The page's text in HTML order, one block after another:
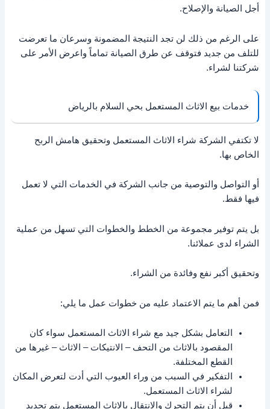
أجل الصيانة والإصلاح.
على الرغم من ذلك لن تجد النتيجة المضمونة وسرعان ما تعرضت
للتلف من جديد فتوقف عن طرق الصيانة تماماً واعرض الأمر على
شركتنا لشراء.
خدمات بيع الاثاث المستعمل بحي السلام بالرياض
لا تكتفي الشركة شراء الاثاث المستعمل وتحقيق هامش الربح
الخاص بها.
أو التواصل والتوصية من جانب الشركة في الخدمات التي لا تعمل
فيها فقط.
بل يتم توفير مجموعة من الخطط والخطوات التي تسهل من عملية
الشراء لدى عملائنا.
وتحقيق أكبر نفع وفائدة من الشراء.
فمن أهم ما يتم الاعتماد عليه من خطوات عمل ما يلي:
التعامل بشكل جيد مع شراء الاثاث المستعمل سواء كان
المقصود بالاثاث من التحف – الانتيكات – الاثاث – غيرها من
القطع المختلفة.
التفكير في السبب من وراء العيوب التي أدت لتعرض المكان
لشراء الاثاث المستعمل.
قبل أن يتم التحرك والانتقال بالاثاث المستعمل يتم تحديد